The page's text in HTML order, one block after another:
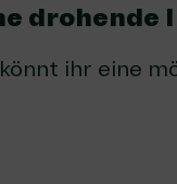
drohende
ihr eine